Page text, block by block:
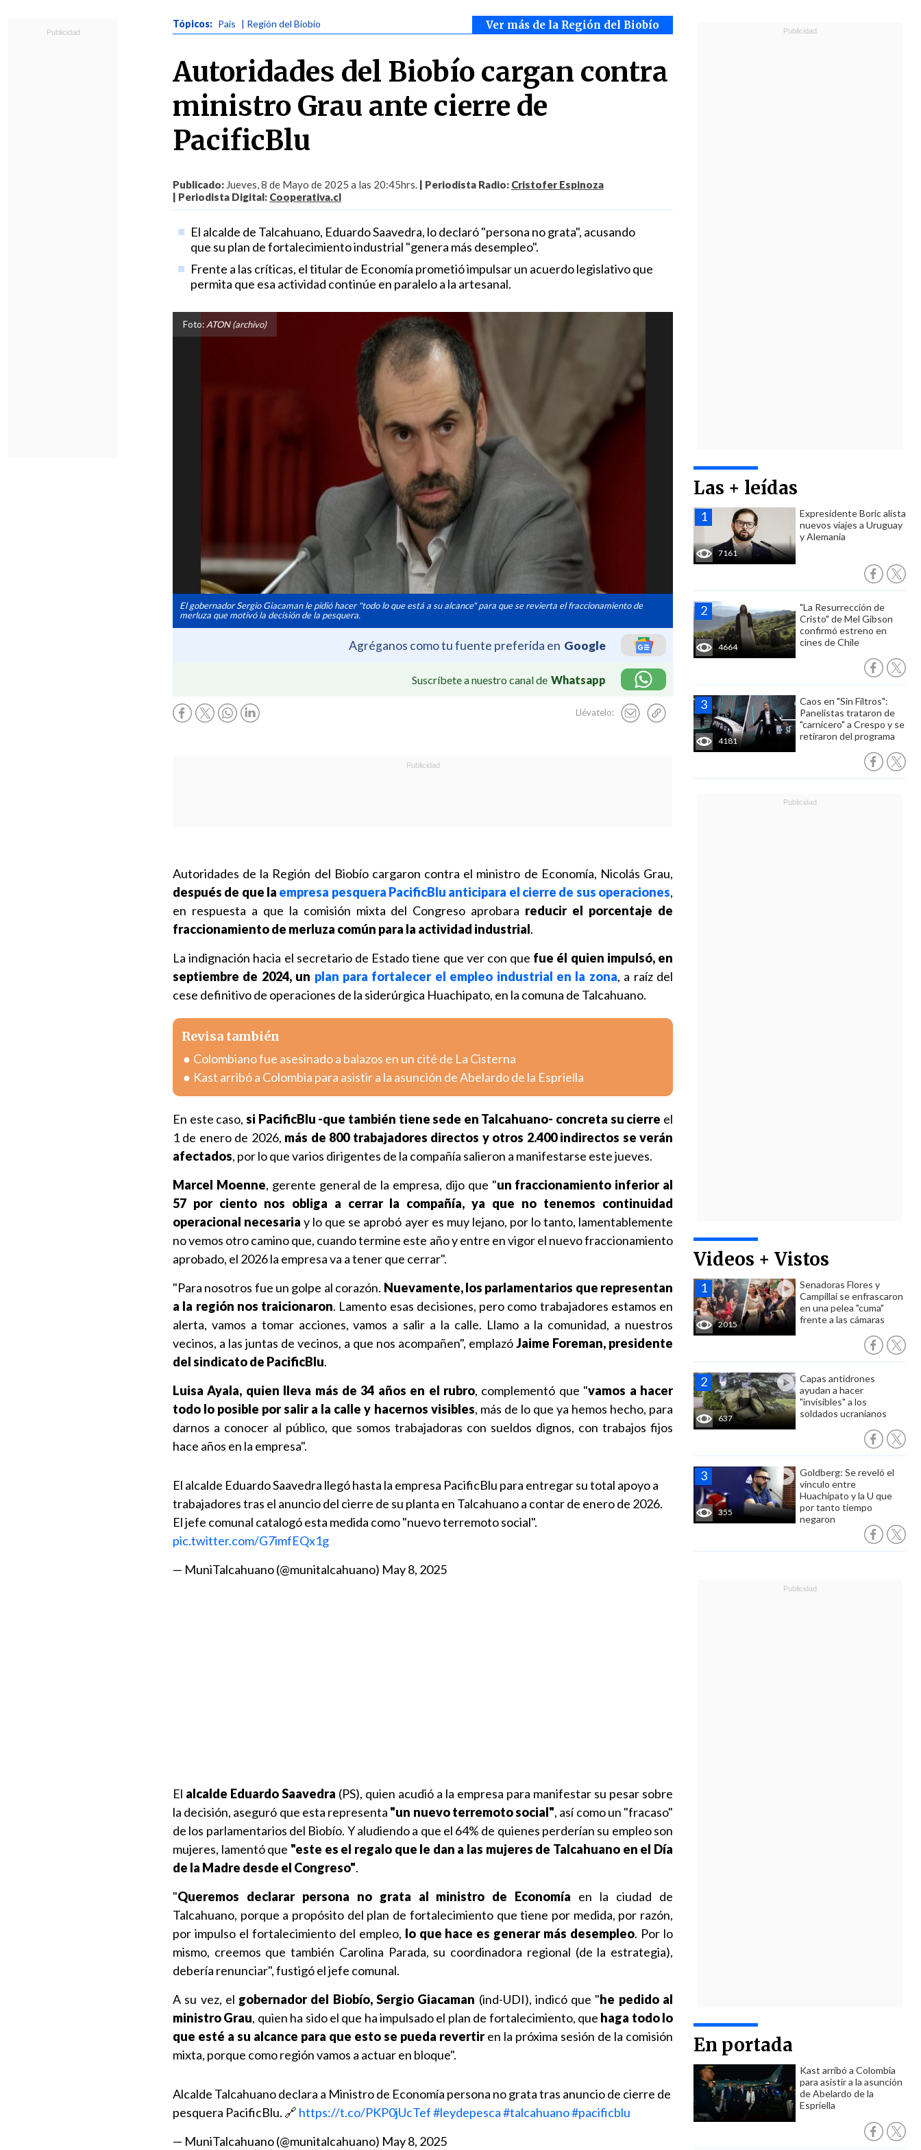
Ver más de la Región del Biobío
Tópicos: País | Región del Biobío
Autoridades del Biobío cargan contra
ministro Grau ante cierre de
PacificBlu
Publicado: Jueves, 8 de Mayo de 2025 a las 20:45hrs. | Periodista Radio: Cristofer Espinoza
| Periodista Digital: Cooperativa.cl
El alcalde de Talcahuano, Eduardo Saavedra, lo declaró "persona no grata", acusando
que su plan de fortalecimiento industrial "genera más desempleo".
Frente a las críticas, el titular de Economía prometió impulsar un acuerdo legislativo que
permita que esa actividad continúe en paralelo a la artesanal.
Foto: ATON (archivo)
El gobernador Sergio Giacaman le pidió hacer "todo lo que está a su alcance" para que se revierta el fraccionamiento de
merluza que motivó la decisión de la pesquera.
Agréganos como tu fuente preferida en Google
Suscríbete a nuestro canal de Whatsapp
Llévatelo:
Las + leídas
7161
Expresidente Boric alista
nuevos viajes a Uruguay
y Alemania
4664
"La Resurrección de
Cristo" de Mel Gibson
confirmó estreno en
cines de Chile
4181
Caos en "Sin Filtros":
Panelistas trataron de
"carnicero" a Crespo y se
retiraron del programa
Videos + Vistos
2015
Senadoras Flores y
Campillai se enfrascaron
en una pelea "cuma"
frente a las cámaras
637
Capas antidrones
ayudan a hacer
"invisibles" a los
soldados ucranianos
355
Goldberg: Se reveló el
vínculo entre
Huachipato y la U que
por tanto tiempo
negaron
En portada
Kast arribó a Colombia
para asistir a la asunción
de Abelardo de la
Espriella
Autoridades de la Región del Biobío cargaron contra el ministro de Economía, Nicolás Grau,
después de que la empresa pesquera PacificBlu anticipara el cierre de sus operaciones,
en respuesta a que la comisión mixta del Congreso aprobara reducir el porcentaje de
fraccionamiento de merluza común para la actividad industrial.
La indignación hacia el secretario de Estado tiene que ver con que fue él quien impulsó, en
septiembre de 2024, un plan para fortalecer el empleo industrial en la zona, a raíz del
cese definitivo de operaciones de la siderúrgica Huachipato, en la comuna de Talcahuano.
Revisa también
Colombiano fue asesinado a balazos en un cité de La Cisterna
Kast arribó a Colombia para asistir a la asunción de Abelardo de la Espriella
En este caso, si PacificBlu -que también tiene sede en Talcahuano- concreta su cierre el
1 de enero de 2026, más de 800 trabajadores directos y otros 2.400 indirectos se verán
afectados, por lo que varios dirigentes de la compañía salieron a manifestarse este jueves.
Marcel Moenne, gerente general de la empresa, dijo que "un fraccionamiento inferior al
57 por ciento nos obliga a cerrar la compañía, ya que no tenemos continuidad
operacional necesaria y lo que se aprobó ayer es muy lejano, por lo tanto, lamentablemente
no vemos otro camino que, cuando termine este año y entre en vigor el nuevo fraccionamiento
aprobado, el 2026 la empresa va a tener que cerrar".
"Para nosotros fue un golpe al corazón. Nuevamente, los parlamentarios que representan
a la región nos traicionaron. Lamento esas decisiones, pero como trabajadores estamos en
alerta, vamos a tomar acciones, vamos a salir a la calle. Llamo a la comunidad, a nuestros
vecinos, a las juntas de vecinos, a que nos acompañen", emplazóJaime Foreman, presidente
del sindicato de PacificBlu.
Luisa Ayala, quien lleva más de 34 años en el rubro, complementó que "vamos a hacer
todo lo posible por salir a la calle y hacernos visibles, más de lo que ya hemos hecho, para
darnos a conocer al público, que somos trabajadoras con sueldos dignos, con trabajos fijos
hace años en la empresa".
El alcalde Eduardo Saavedra llegó hasta la empresa PacificBlu para entregar su total apoyo a
trabajadores tras el anuncio del cierre de su planta en Talcahuano a contar de enero de 2026.
El jefe comunal catalogó esta medida como "nuevo terremoto social".
pic.twitter.com/G7imfEQx1g
— MuniTalcahuano (@munitalcahuano) May 8, 2025
El alcalde Eduardo Saavedra (PS), quien acudió a la empresa para manifestar su pesar sobre
la decisión, aseguró que esta representa "un nuevo terremoto social", así como un "fracaso"
de los parlamentarios del Biobío. Y aludiendo a que el 64% de quienes perderían su empleo son
mujeres, lamentó que "este es el regalo que le dan a las mujeres de Talcahuano en el Día
de la Madre desde el Congreso".
"Queremos declarar persona no grata al ministro de Economía en la ciudad de
Talcahuano, porque a propósito del plan de fortalecimiento que tiene por medida, por razón,
por impulso el fortalecimiento del empleo, lo que hace es generar más desempleo. Por lo
mismo, creemos que también Carolina Parada, su coordinadora regional (de la estrategia),
debería renunciar", fustigó el jefe comunal.
A su vez, el gobernador del Biobío, Sergio Giacaman (ind-UDI), indicó que "he pedido al
ministro Grau, quien ha sido el que ha impulsado el plan de fortalecimiento, que haga todo lo
que esté a su alcance para que esto se pueda revertiren la próxima sesión de la comisión
mixta, porque como región vamos a actuar en bloque".
Alcalde Talcahuano declara a Ministro de Economía persona no grata tras anuncio de cierre de
pesquera PacificBlu. 🔗 https://t.co/PKP0jUcTef#leydepesca#talcahuano#pacificblu
— MuniTalcahuano (@munitalcahuano) May 8, 2025